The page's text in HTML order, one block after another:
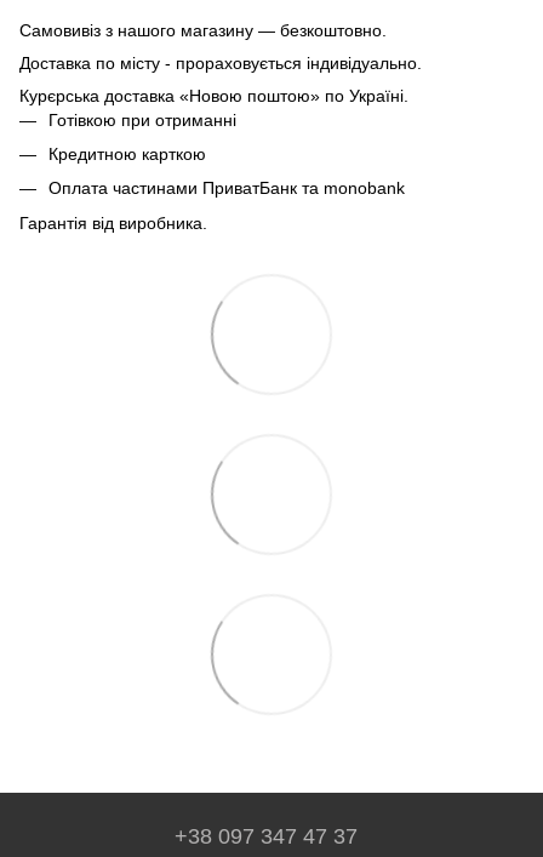
Самовивіз з нашого магазину — безкоштовно.
Доставка по місту - прораховується індивідуально.
Курєрська доставка «Новою поштою» по Україні.
Готівкою при отриманні
Кредитною карткою
Оплата частинами ПриватБанк та monobank
Гарантія від виробника.
+38 097 347 47 37